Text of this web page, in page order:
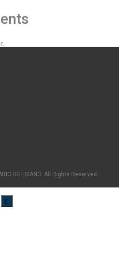
IGLESIANO. All Rights Reserved.